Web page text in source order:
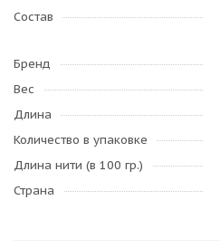
Состав
Бренд
Вес
Длина
Количество в упаковке
Длина нити (в 100 гр.)
Страна